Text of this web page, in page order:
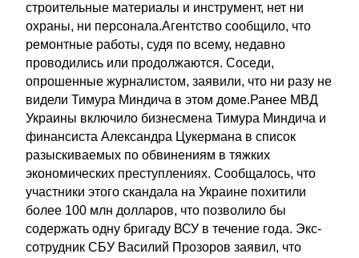
строительные материалы и инструмент, нет ни
охраны, ни персонала.Агентство сообщило, что
ремонтные работы, судя по всему, недавно
проводились или продолжаются. Соседи,
опрошенные журналистом, заявили, что ни разу не
видели Тимура Миндича в этом доме.Ранее МВД
Украины включило бизнесмена Тимура Миндича и
финансиста Александра Цукермана в список
разыскиваемых по обвинениям в тяжких
экономических преступлениях. Сообщалось, что
участники этого скандала на Украине похитили
более 100 млн долларов, что позволило бы
содержать одну бригаду ВСУ в течение года. Экс-
сотрудник СБУ Василий Прозоров заявил, что